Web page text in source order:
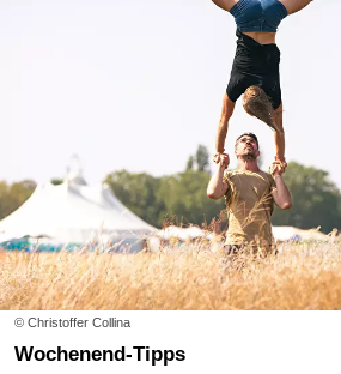
© Christoffer Collina
Wochenend-Tipps